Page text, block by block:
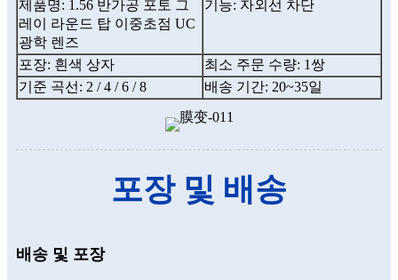
제품명: 1.56 반가공 포토 그
레이 라운드 탑 이중초점 UC
광학 렌즈
기능: 자외선 차단
포장: 흰색 상자
최소 주문 수량: 1쌍
기준 곡선: 2 / 4 / 6 / 8
배송 기간: 20~35일
포장 및 배송
배송 및 포장